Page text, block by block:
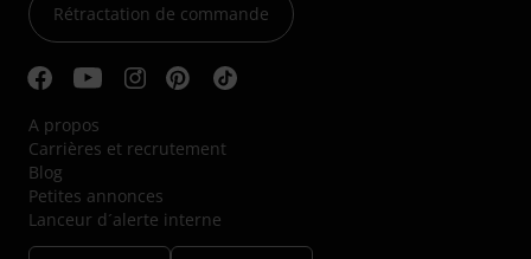
Rétractation de commande
A propos
Carrières et recrutement
Blog
Petites annonces
Lanceur d´alerte interne